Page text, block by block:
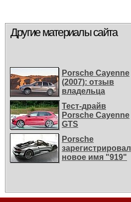
Другие материалы сайта
Porsche Cayenne
(2007): отзыв
владельца
Тест-драйв
Porsche Cayenne
GTS
Porsche
зарегистрировал
новое имя "919"